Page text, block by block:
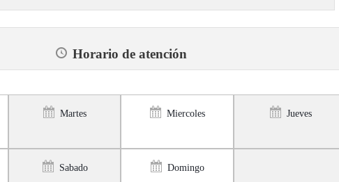
Horario de atención
Martes Miercoles Jueves
Sabado Domingo